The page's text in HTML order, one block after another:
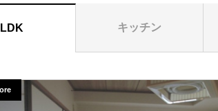
LDK キッチン